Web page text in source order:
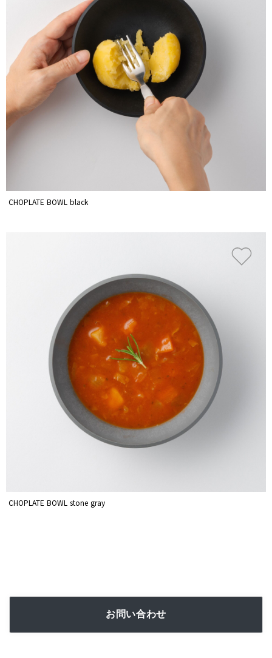
CHOPLATE BOWL black
CHOPLATE BOWL stone gray
お問い合わせ